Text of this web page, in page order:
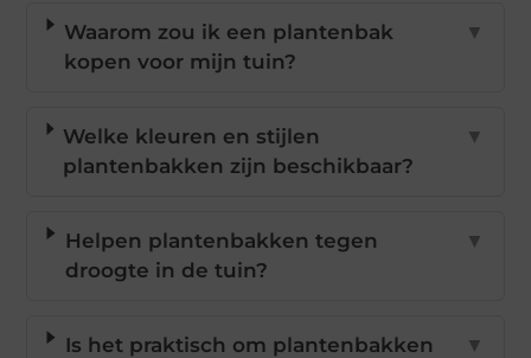
Waarom zou ik een plantenbak
kopen voor mijn tuin?
▼
Welke kleuren en stijlen
plantenbakken zijn beschikbaar?
▼
Helpen plantenbakken tegen
droogte in de tuin?
▼
Is het praktisch om plantenbakken
▼